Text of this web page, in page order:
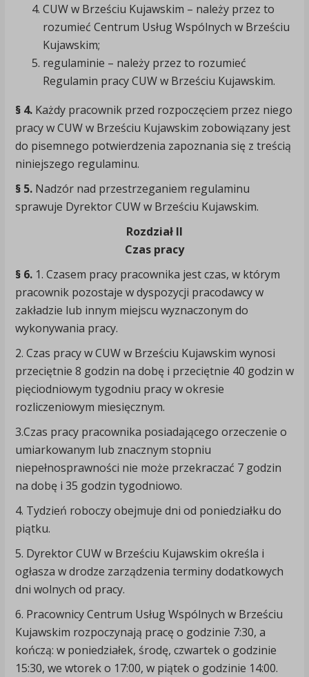
CUW w Brześciu Kujawskim – należy przez to
rozumieć Centrum Usług Wspólnych w Brześciu
Kujawskim;
regulaminie – należy przez to rozumieć
Regulamin pracy CUW w Brześciu Kujawskim.
§ 4. Każdy pracownik przed rozpoczęciem przez niego
pracy w CUW w Brześciu Kujawskim zobowiązany jest
do pisemnego potwierdzenia zapoznania się z treścią
niniejszego regulaminu.
§ 5. Nadzór nad przestrzeganiem regulaminu
sprawuje Dyrektor CUW w Brześciu Kujawskim.
Rozdział II
Czas pracy
§ 6. 1. Czasem pracy pracownika jest czas, w którym
pracownik pozostaje w dyspozycji pracodawcy w
zakładzie lub innym miejscu wyznaczonym do
wykonywania pracy.
2. Czas pracy w CUW w Brześciu Kujawskim wynosi
przeciętnie 8 godzin na dobę i przeciętnie 40 godzin w
pięciodniowym tygodniu pracy w okresie
rozliczeniowym miesięcznym.
3.Czas pracy pracownika posiadającego orzeczenie o
umiarkowanym lub znacznym stopniu
niepełnosprawności nie może przekraczać 7 godzin
na dobę i 35 godzin tygodniowo.
4. Tydzień roboczy obejmuje dni od poniedziałku do
piątku.
5. Dyrektor CUW w Brześciu Kujawskim określa i
ogłasza w drodze zarządzenia terminy dodatkowych
dni wolnych od pracy.
6. Pracownicy Centrum Usług Wspólnych w Brześciu
Kujawskim rozpoczynają pracę o godzinie 7:30, a
kończą: w poniedziałek, środę, czwartek o godzinie
15:30, we wtorek o 17:00, w piątek o godzinie 14:00.